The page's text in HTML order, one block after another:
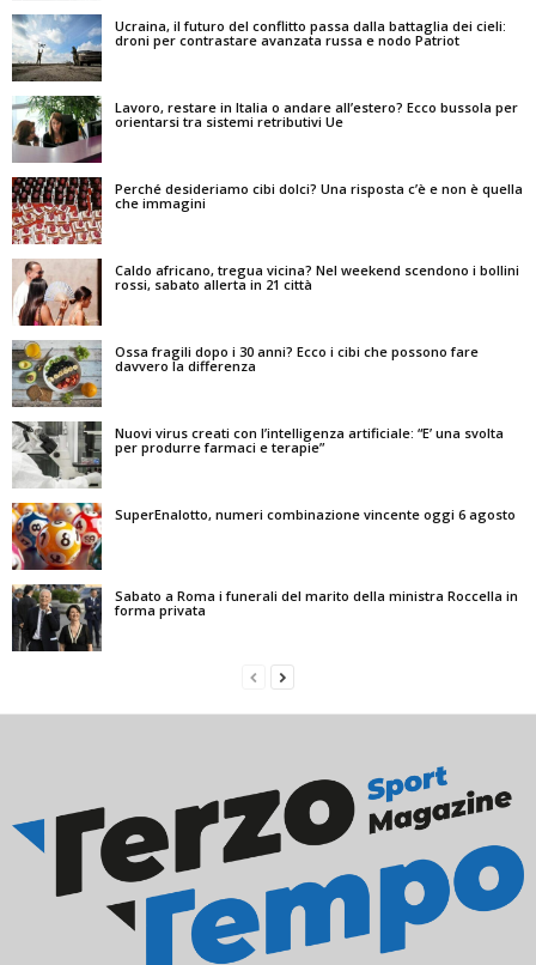
Ucraina, il futuro del conflitto passa dalla battaglia dei cieli:
droni per contrastare avanzata russa e nodo Patriot
Lavoro, restare in Italia o andare all’estero? Ecco bussola per
orientarsi tra sistemi retributivi Ue
Perché desideriamo cibi dolci? Una risposta c’è e non è quella
che immagini
Caldo africano, tregua vicina? Nel weekend scendono i bollini
rossi, sabato allerta in 21 città
Ossa fragili dopo i 30 anni? Ecco i cibi che possono fare
davvero la differenza
Nuovi virus creati con l’intelligenza artificiale: “E’ una svolta
per produrre farmaci e terapie”
SuperEnalotto, numeri combinazione vincente oggi 6 agosto
Sabato a Roma i funerali del marito della ministra Roccella in
forma privata